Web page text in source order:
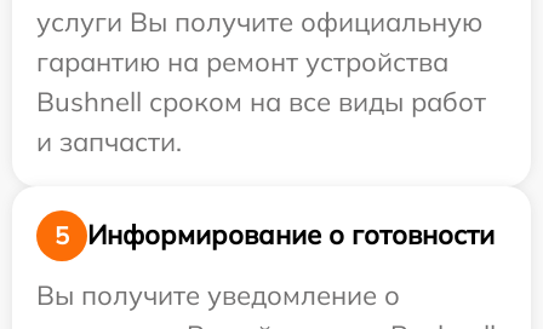
услуги Вы получите официальную
гарантию на ремонт устройства
Bushnell сроком на все виды работ
и запчасти.
5
Информирование о готовности
Вы получите уведомление о